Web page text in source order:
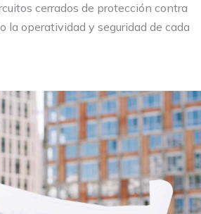
cerrados de protección contra
la operatividad y seguridad de cada